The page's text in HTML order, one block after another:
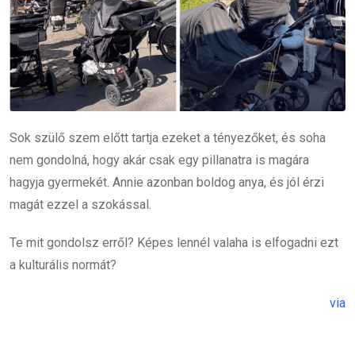
Sok szülő szem előtt tartja ezeket a tényezőket, és soha
nem gondolná, hogy akár csak egy pillanatra is magára
hagyja gyermekét. Annie azonban boldog anya, és jól érzi
magát ezzel a szokással.
Te mit gondolsz erről? Képes lennél valaha is elfogadni ezt
a kulturális normát?
via